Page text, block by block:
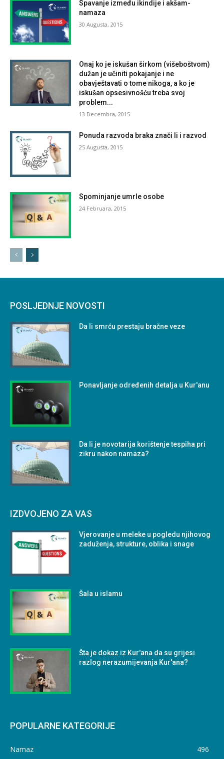
Spavanje između ikindije i akšam-
namaza
30 Augusta, 2015
Onaj ko je iskušan širkom (višeboštvom)
dužan je učiniti pokajanje i ne
obavještavati o tome nikoga, a ko je
iskušan opsesivnošću treba svoj
problem...
13 Decembra, 2015
Ponuda razvoda braka znači li i razvod
25 Augusta, 2015
Spominjanje umrle osobe
24 Februara, 2015
POSLJEDNJE NOVOSTI
Da li smrću prestaju bračne veze
Ponavljanje određenih detalja u Kur'anu
Da li je novotarija korištenje tespiha pri
zikru nakon namaza?
IZDVOJENO ZA VAS
Vjerovanje u meleke u pogledu njihovog
zaduženja, strukture, oblika i snage
Šala u islamu
Šta je dokaz iz Kur'ana da su grijesi
razlog nerazumijevanja Kur'ana?
POPULARNE KATEGORIJE
Namaz
496